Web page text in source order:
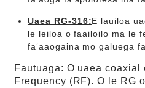
Uaea RG-316:E lauiloa
le leiloa o faailoilo ma le
faʻaaogaina mo galuega
Fautuaga: O uaea
Frequency (RF). O le RG